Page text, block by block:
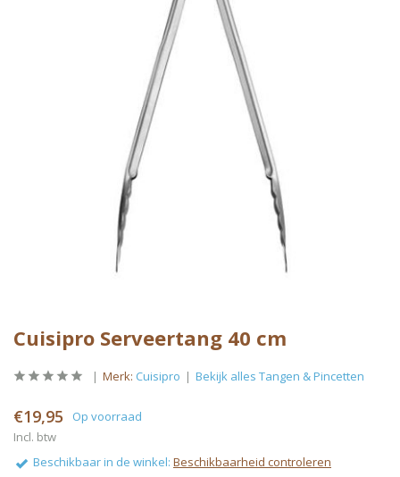
Cuisipro Serveertang 40 cm
Merk: Cuisipro Bekijk alles Tangen & Pincetten
€19,95
Op voorraad
Incl. btw
Beschikbaar in de winkel: Beschikbaarheid controleren